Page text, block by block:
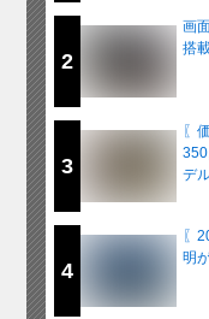
2
画
搭
3
〖
デ
4
〖
明